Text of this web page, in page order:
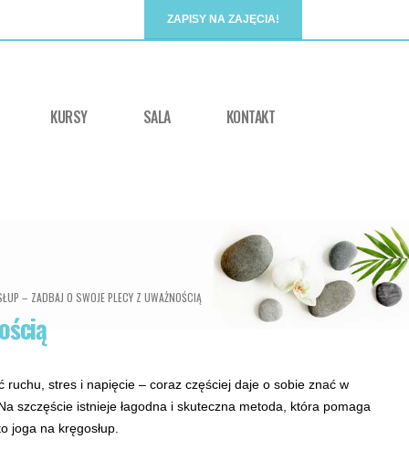
ZAPISY NA ZAJĘCIA!
KURSY SALA KONTAKT
– ZADBAJ O SWOJE PLECY Z UWAŻNOŚCIĄ
ruchu, stres i napięcie – coraz częściej daje o sobie znać w
szczęście istnieje łagodna i skuteczna metoda, która pomaga
joga na kręgosłup.